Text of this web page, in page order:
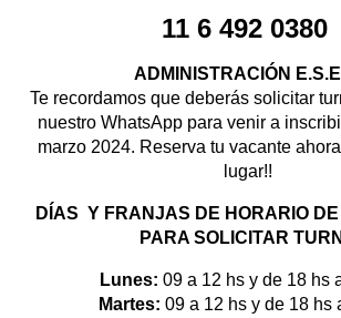
116 492 0380
ADMINISTRACIÓN
Te recordamos que deberás solicitar
nuestro WhatsApp para venir a
marzo 2024. Reserva tu vacante
lugar!!
DÍAS Y FRANJAS DE HORARIO DE
PARA SOLICITAR
Lunes: 09 a 12 hs y de 18 hs
Martes: 09 a 12 hs y de 18 hs